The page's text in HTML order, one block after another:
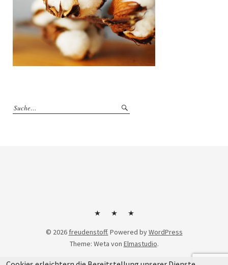
KontaktImpressumDatenschutzerklärung
© 2026 freudenstoff. Powered byWordPress
Theme: Weta von Elmastudio.